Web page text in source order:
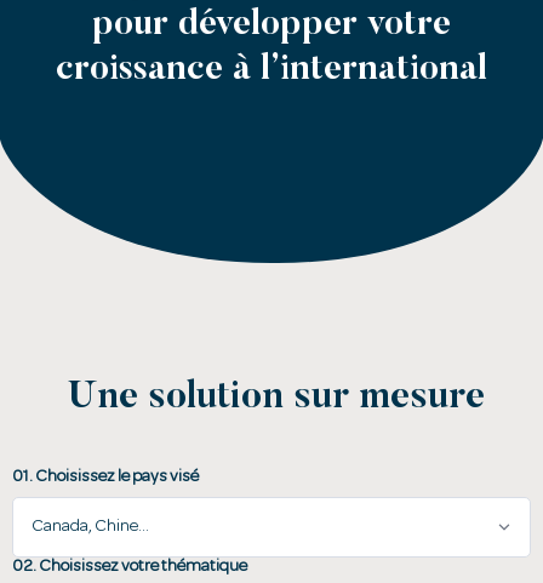
pour développer votre
croissance à l’international
Une solution sur mesure
01. Choisissez le pays visé
Canada, Chine...
02. Choisissez votre thématique